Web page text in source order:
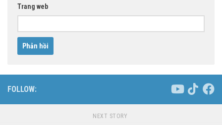
Trang web
FOLLOW:
NEXT STORY